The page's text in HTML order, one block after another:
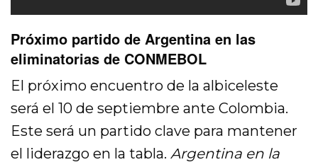
Próximo partido de Argentina en las
eliminatorias de CONMEBOL
El próximo encuentro de la albiceleste
será el 10 de septiembre ante Colombia.
Este será un partido clave para mantener
el liderazgo en la tabla.Argentina en la